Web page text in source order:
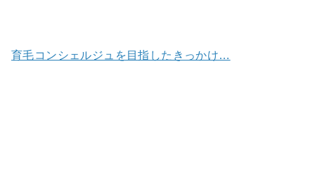
育毛コンシェルジュを目指したきっかけ…